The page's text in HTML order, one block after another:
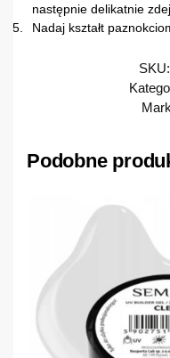
następnie delikatnie
Nadaj kształt
SKU:
Podobne